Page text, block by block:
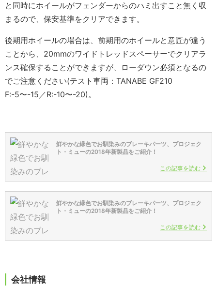
と同時にホイールがフェンダーからのハミ出すこと無く収
まるので、保安基準をクリアできます。
後期用ホイールの場合は、前期用のホイールと意匠が違う
ことから、20mmのワイドトレッドスペーサーでクリアラ
ンス確保することができますが、ローダウン必須となるの
でご注意ください(テスト車両：TANABE GF210
F:-5〜-15／R:-10〜-20)。
鮮やかな緑色でお馴染みのブレーキパーツ、プロジェク
ト・ミューの2018年新製品をご紹介！
この記事を読む
鮮やかな緑色でお馴染みのブレーキパーツ、プロジェク
ト・ミューの2018年新製品をご紹介！
この記事を読む
会社情報